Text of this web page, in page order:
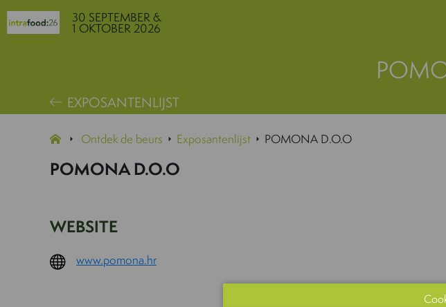
30 SEPTEMBER &
1 OKTOBER 2026
EXPOSANTENLIJST
Ontdek de beurs Exposantenlijst POMONA D.O.O
POMONA D.O.O
WEBSITE
www.pomona.hr